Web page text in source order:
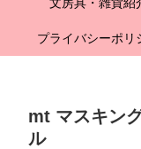
プライバシーポリ
mt マスキン
ル